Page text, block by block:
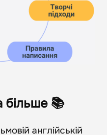
більше 📚
англійській